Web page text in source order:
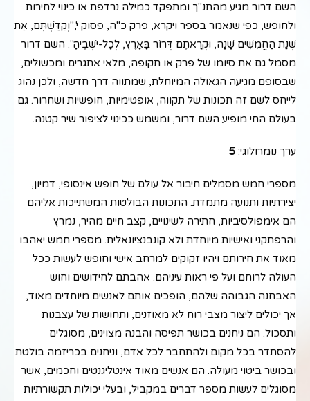
השם דרור מגיע מהתנ"ך ומתפקד כמילה נרדפת או כינוי לחירות
ולחופש, כפי שנאמר בספר ויקרא, פרק כ"ה, פסוק י',"וְקִדַּשְׁתֶּם, אֵת
שְׁנַת הַחֲמִשִּׁים שָׁנָה, וּקְרָאתֶם דְּרוֹר בָּאָרֶץ, לְכָל-יֹשְׁבֶיהָ". השם דרור
מסמל גם את סיומו של פרק או תקופה, מלאי אתגרים ומכשולים,
שבסופם מגיעה הגאולה המיוחלת, שמתווה דרך חדשה, ולכן נהוג
לייחס לשם זה תכונות של תקווה, אופטימיות, חופשיות ושחרור. גם
בעולם החי מופיע השם דרור, ומשמש ככינוי לציפור שיר קטנה.
ערך נומרולוגי: 5
מספרי חמש מסמלים חיבור אל עולם של חופש אינסופי, דמיון,
יצירתיות ותנועה מתמדת. התכונות הבולטות המשתייכות אליהם
הם אימפולסיביות, חתירה לשינויים, קצב חיים מהיר, נמרץ
והרפתקני ואישיות מיוחדת ולא קונבנציונאלית. מספרי חמש יאהבו
מאוד את חירותם ויהיו זקוקים למרחב אישי וחופש לעשות ככל
העולה לרוחם ועל פי ראות עיניהם. אהבתם לחידושים וחוש
האבחנה הגבוהה שלהם, הופכים אותם לאנשים מיוחדים מאוד,
אך יכולים ליצור מצבי רוח לא מאוזנים, ותחושות של עצבנות
ותסכול. הם ניחנים בכושר תפיסה והבנה מצוינים, מסוגלים
להסתדר בכל מקום ולהתחבר לכל אדם, וניחנים בכריזמה בולטת
ובכושר ביטוי מעולה. הם אנשים מאוד אינטליגנטים וחכמים, אשר
מסוגלים לעשות מספר דברים במקביל, ובעלי יכולות תקשורתיות